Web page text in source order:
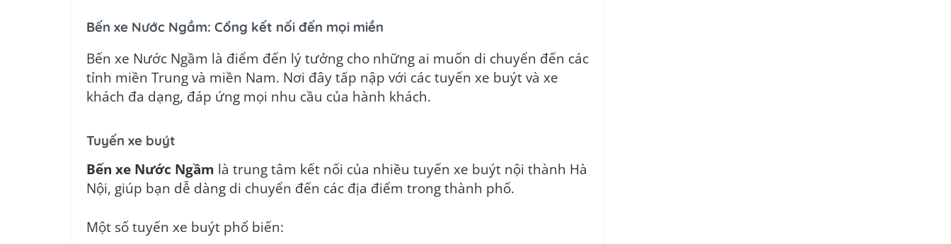
Bến xe Nước Ngầm: Cổng kết nối đến mọi miền
Bến xe Nước Ngầm là điểm đến lý tưởng cho những ai muốn di chuyển đến các
tỉnh miền Trung và miền Nam. Nơi đây tấp nập với các tuyến xe buýt và xe
khách đa dạng, đáp ứng mọi nhu cầu của hành khách.
Tuyến xe buýt
Bến xe Nước Ngầm là trung tâm kết nối của nhiều tuyến xe buýt nội thành Hà
Nội, giúp bạn dễ dàng di chuyển đến các địa điểm trong thành phố.
Một số tuyến xe buýt phổ biến: